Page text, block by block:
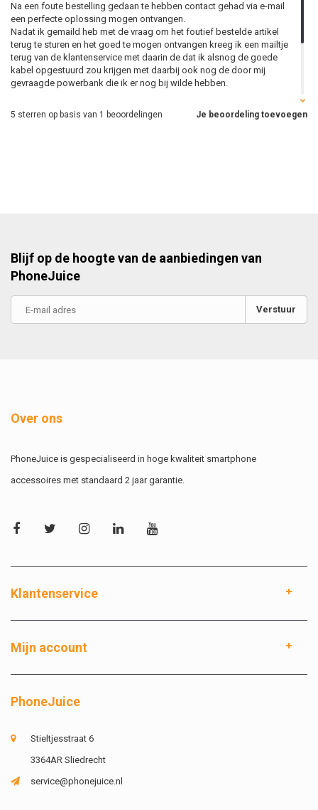
Na een foute bestelling gedaan te hebben contact gehad via e-mail
een perfecte oplossing mogen ontvangen.
Nadat ik gemaild heb met de vraag om het foutief bestelde artikel
terug te sturen en het goed te mogen ontvangen kreeg ik een mailtje
terug van de klantenservice met daarin de dat ik alsnog de goede
kabel opgestuurd zou krijgen met daarbij ook nog de door mij
gevraagde powerbank die ik er nog bij wilde hebben.
Kan niet anders zeggen echt een PERFECTE service van
PhoneJuice.nl hier kunnen vele webshops nog veel van leren want ZO
Je beoordeling toevoegen
5 sterren op basis van 1 beoordelingen
Blijf op de hoogte van de aanbiedingen van
PhoneJuice
Verstuur
Over ons
PhoneJuice is gespecialiseerd in hoge kwaliteit smartphone
accessoires met standaard 2 jaar garantie.
Klantenservice
Mijn account
PhoneJuice
Stieltjesstraat 6
3364AR Sliedrecht
service@phonejuice.nl